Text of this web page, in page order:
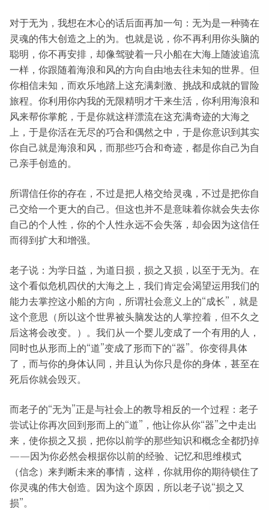
对于无为，我想在木心的话后面再加一句：无为是一种骑在
灵魂的伟大创造之上的为。也就是说，你不再利用你头脑的
聪明，你不再安排，却像驾驶着一只小船在大海上随波追流
一样，你跟随着海浪和风的方向自由地去往未知的世界。但
你相信未知，而欢乐地踏上这充满刺激、挑战和成就的冒险
旅程。你利用你内我的无限精明才干来生活，你利用海浪和
风来帮你掌舵，于是你就这样漂流在这充满奇迹的大海之
上，于是你活在无尽的巧合和偶然之中，于是你意识到其实
你自己就是海浪和风，而那些巧合和奇迹，都是你自己为自
己亲手创造的。
所谓信任你的存在，不过是把人格交给灵魂，不过是把你自
己交给一个更大的自己。但这也并不是意味着你就会失去你
自己的个人性，你的个人性永远不会失落，却会因为这信任
而得到扩大和增强。
老子说：为学日益，为道日损，损之又损，以至于无为。在
这个看似危机四伏的大海之上，我们肯定会渴望运用我们的
能力去掌控这小船的方向，所谓社会意义上的“成长”，就是
这个意思（所以这个世界被头脑发达的人掌控着，但不久之
后这将会改变。）。我们从一个婴儿变成了一个有用的人，
同时也从形而上的“道”变成了形而下的“器”。你变得具体
了，而与你的身体认同，并且认为你只是你的身体，甚至在
死后你就会毁灭。
而老子的“无为”正是与社会上的教导相反的一个过程：老子
尝试让你再次回到形而上的“道”，他让你从你“器”之中走出
来，使你损之又损，把你以前学的那些知识和概念全都扔掉
——因为你必然会根据你以前的经验、记忆和思维模式
（信念）来判断未来的事情，这样，你就用你的期待锁住了
你灵魂的伟大创造。因为这个原因，所以老子说“损之又
损”。